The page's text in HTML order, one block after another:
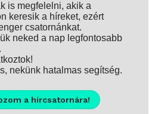
is megfelelni, akik a
keresik a híreket, ezért
csatornánkat.
neked a nap legfontosabb
nekünk hatalmas segítség.
a hírcsatornára!